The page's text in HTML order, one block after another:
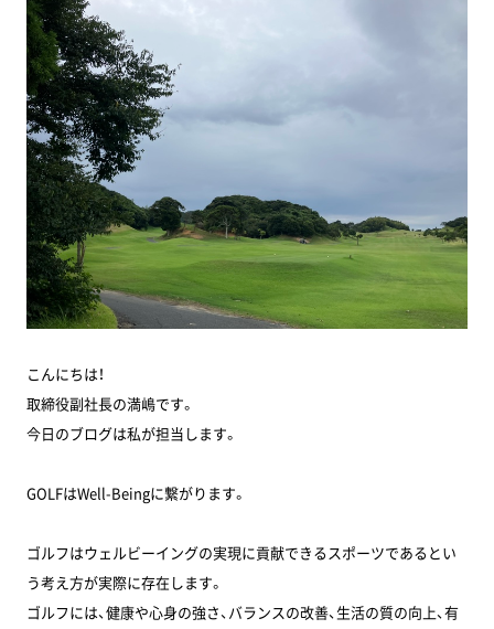
こんにちは！
取締役副社長の満嶋です。
今日のブログは私が担当します。
GOLFはWell-Beingに繋がります。
ゴルフはウェルビーイングの実現に貢献できるスポーツであるとい
う考え方が実際に存在します。
ゴルフには、健康や心身の強さ、バランスの改善、生活の質の向上、有